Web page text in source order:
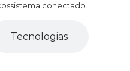
conectado.
Tecnologias